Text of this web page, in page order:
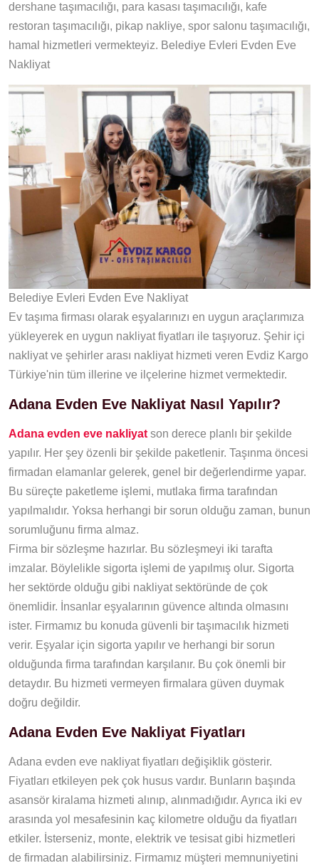
dershane taşımacılığı, para kasası taşımacılığı, kafe
restoran taşımacılığı, pikap nakliye, spor salonu taşımacılığı,
hamal hizmetleri vermekteyiz. Belediye Evleri Evden Eve
Nakliyat
Belediye Evleri Evden Eve Nakliyat
Ev taşıma firması olarak eşyalarınızı en uygun araçlarımıza
yükleyerek en uygun nakliyat fiyatları ile taşıyoruz. Şehir içi
nakliyat ve şehirler arası nakliyat hizmeti veren Evdiz Kargo
Türkiye'nin tüm illerine ve ilçelerine hizmet vermektedir.
Adana Evden Eve Nakliyat Nasıl Yapılır?
Adana evden eve nakliyat son derece planlı bir şekilde
yapılır. Her şey özenli bir şekilde paketlenir. Taşınma öncesi
firmadan elamanlar gelerek, genel bir değerlendirme yapar.
Bu süreçte paketleme işlemi, mutlaka firma tarafından
yapılmalıdır. Yoksa herhangi bir sorun olduğu zaman, bunun
sorumluğunu firma almaz.
Firma bir sözleşme hazırlar. Bu sözleşmeyi iki tarafta
imzalar. Böylelikle sigorta işlemi de yapılmış olur. Sigorta
her sektörde olduğu gibi nakliyat sektöründe de çok
önemlidir. İnsanlar eşyalarının güvence altında olmasını
ister. Firmamız bu konuda güvenli bir taşımacılık hizmeti
verir. Eşyalar için sigorta yapılır ve herhangi bir sorun
olduğunda firma tarafından karşılanır. Bu çok önemli bir
detaydır. Bu hizmeti vermeyen firmalara güven duymak
doğru değildir.
Adana Evden Eve Nakliyat Fiyatları
Adana evden eve nakliyat fiyatları değişiklik gösterir.
Fiyatları etkileyen pek çok husus vardır. Bunların başında
asansör kiralama hizmeti alınıp, alınmadığıdır. Ayrıca iki ev
arasında yol mesafesinin kaç kilometre olduğu da fiyatları
etkiler. İsterseniz, monte, elektrik ve tesisat gibi hizmetleri
de firmadan alabilirsiniz. Firmamız müşteri memnuniyetini